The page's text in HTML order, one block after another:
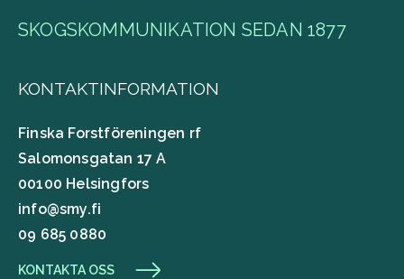
SKOGSKOMMUNIKATION SEDAN 1877
KONTAKTINFORMATION
Finska Forstföreningen rf
Salomonsgatan 17 A
00100 Helsingfors
info@smy.fi
09 685 0880
KONTAKTA OSS